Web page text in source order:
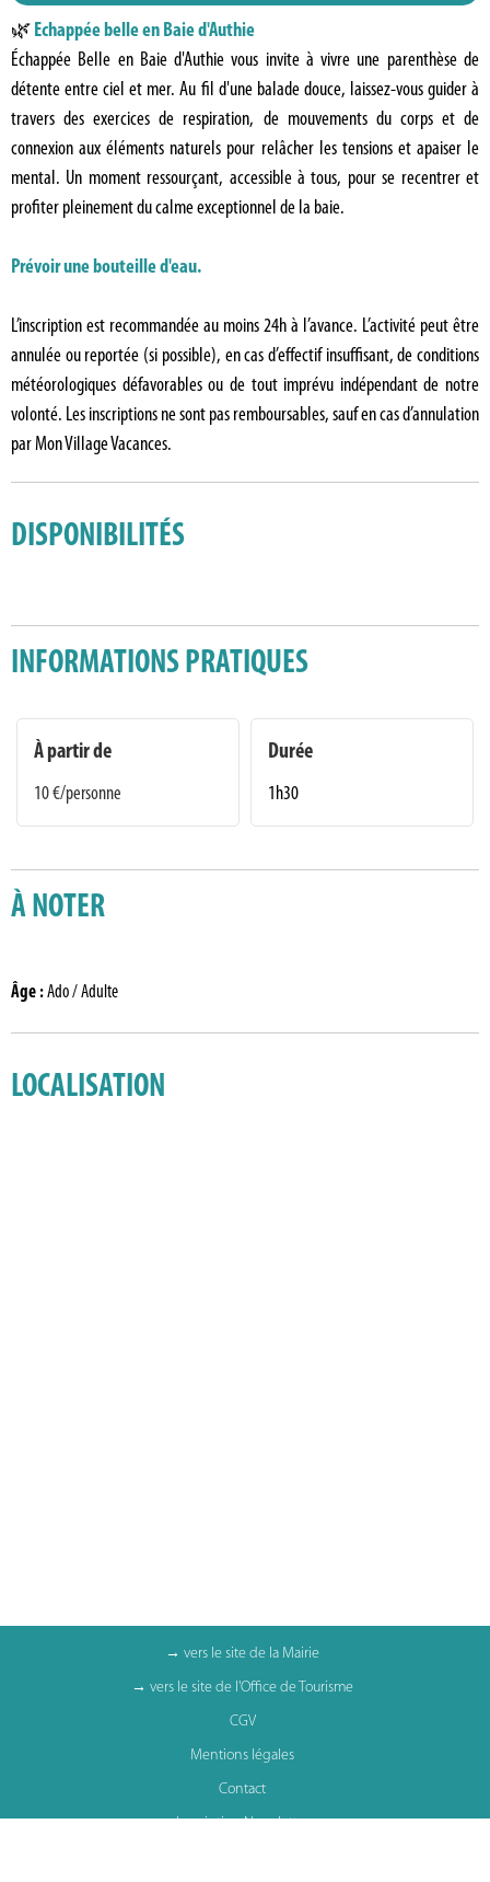
🌿 Echappée belle en Baie d'Authie
Échappée Belle en Baie d'Authie vous invite à vivre une parenthèse de
détente entre ciel et mer. Au fil d'une balade douce, laissez-vous guider à
travers des exercices de respiration, de mouvements du corps et de
connexion aux éléments naturels pour relâcher les tensions et apaiser le
mental. Un moment ressourçant, accessible à tous, pour se recentrer et
profiter pleinement du calme exceptionnel de la baie.
Prévoir une bouteille d'eau.
L’inscription est recommandée au moins 24h à l’avance. L’activité peut être
annulée ou reportée (si possible), en cas d’effectif insuffisant, de conditions
météorologiques défavorables ou de tout imprévu indépendant de notre
volonté. Les inscriptions ne sont pas remboursables, sauf en cas d’annulation
par Mon Village Vacances.
DISPONIBILITÉS
INFORMATIONS PRATIQUES
À partir de
10€/personne
Durée
1h30
À NOTER
Âge :Ado / Adulte
LOCALISATION
→ vers le site de la Mairie
→ vers le site de l'Office de Tourisme
CGV
Mentions légales
Contact
Inscription Newsletter